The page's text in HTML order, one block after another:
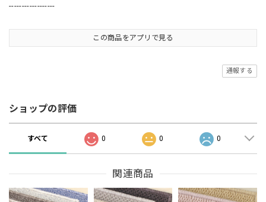
------------------
この商品をアプリで見る
通報する
ショップの評価
すべて 0 0 0
関連商品